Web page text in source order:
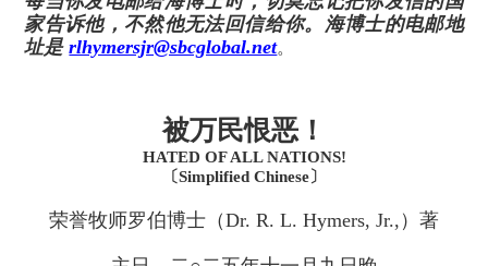
家告诉他，不然他无法回信给你。海博士的电邮地
址是rlhymersjr@sbcglobal.net。
被万民恨恶！
HATED OF ALL NATIONS!
〔Simplified Chinese〕
荣誉牧师罗伯博士（Dr. R. L. Hymers, Jr.,）著